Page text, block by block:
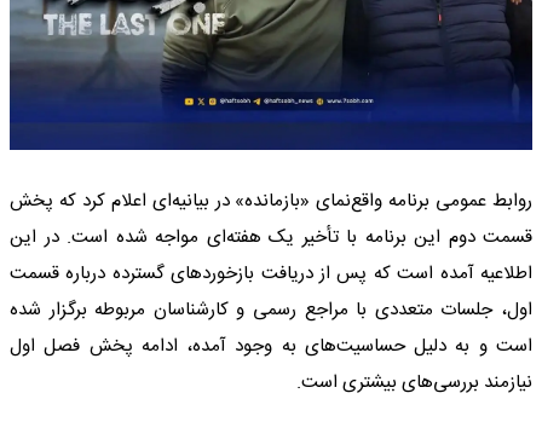
روابط عمومی برنامه واقع‌نمای «بازمانده» در بیانیه‌ای اعلام کرد که پخش
قسمت دوم این برنامه با تأخیر یک هفته‌ای مواجه شده است. در این
اطلاعیه آمده است که پس از دریافت بازخوردهای گسترده درباره قسمت
اول، جلسات متعددی با مراجع رسمی و کارشناسان مربوطه برگزار شده
است و به دلیل حساسیت‌های به وجود آمده، ادامه پخش فصل اول
نیازمند بررسی‌های بیشتری است.